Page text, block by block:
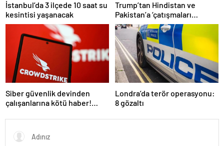
İstanbul’da 3 ilçede 10 saat su
kesintisi yaşanacak
Trump’tan Hindistan ve
Pakistan’a ‘çatışmaları
durdurun’ çağrısı
Siber güvenlik devinden
çalışanlarına kötü haber!
Londra’da terör operasyonu:
8 gözaltı